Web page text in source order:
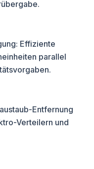
Effiziente
parallel
Entfernung
Verteilern und